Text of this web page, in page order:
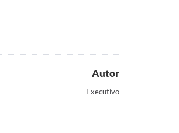
Autor
Executivo